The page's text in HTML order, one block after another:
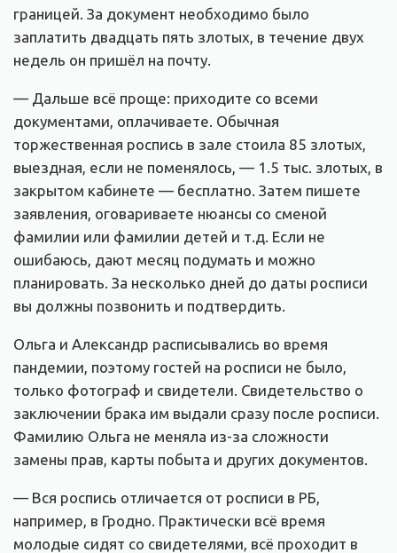
границей. За документ необходимо было
заплатить двадцать пять злотых, в течение двух
недель он пришёл на почту.
— Дальше всё проще: приходите со всеми
документами, оплачиваете. Обычная
торжественная роспись в зале стоила 85 злотых,
выездная, если не поменялось, — 1.5 тыс. злотых, в
закрытом кабинете — бесплатно. Затем пишете
заявления, оговариваете нюансы со сменой
фамилии или фамилии детей и т.д. Если не
ошибаюсь, дают месяц подумать и можно
планировать. За несколько дней до даты росписи
вы должны позвонить и подтвердить.
Ольга и Александр расписывались во время
пандемии, поэтому гостей на росписи не было,
только фотограф и свидетели. Свидетельство о
заключении брака им выдали сразу после росписи.
Фамилию Ольга не меняла из-за сложности
замены прав, карты побыта и других документов.
— Вся роспись отличается от росписи в РБ,
например, в Гродно. Практически всё время
молодые сидят со свидетелями, всё проходит в